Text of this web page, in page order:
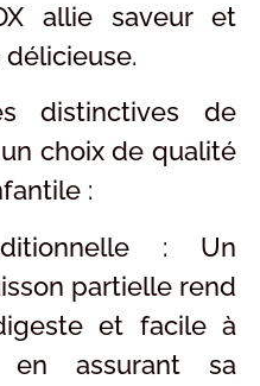
allie saveur et
distinctives de
choix de qualité
:
: Un
partielle rend
et facile à
en assurant sa